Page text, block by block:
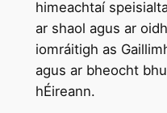
himeachtaí
ar shaol agus ar
iomráitigh as
agus ar bheocht
hÉireann.